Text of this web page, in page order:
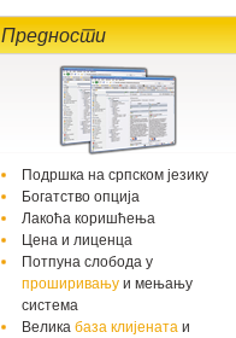
Предности
Подршка на српском језику
Богатство опција
Лакоћа коришћења
Цена и лиценца
Потпуна слобода у
проширивању и мењању
система
Велика база клијената и